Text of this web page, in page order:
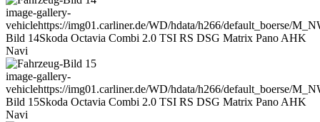
image-gallery-
vehiclehttps://img01.carliner.de/WD/hdata/h266/default_boerse/
Bild 14Skoda Octavia Combi 2.0 TSI RS DSG Matrix Pano AHK
Navi
image-gallery-
vehiclehttps://img01.carliner.de/WD/hdata/h266/default_boerse/
Bild 15Skoda Octavia Combi 2.0 TSI RS DSG Matrix Pano AHK
Navi